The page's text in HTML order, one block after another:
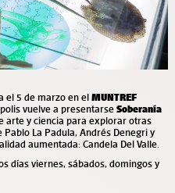
el 5 de marzo en el MUNTREF
vuelve a presentarse Soberanía
arte y ciencia para explorar otras
La Padula, Andrés Denegri y
aumentada: Candela Del Valle.
días viernes, sábados, domingos y